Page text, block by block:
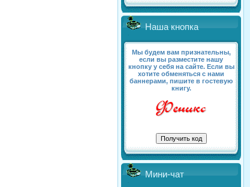
Наша кнопка
Мы будем вам признательны,
если вы разместите нашу
кнопку у себя на сайте. Если вы
хотите обменяться с нами
баннерами, пишите в гостевую
книгу.
Мини-чат